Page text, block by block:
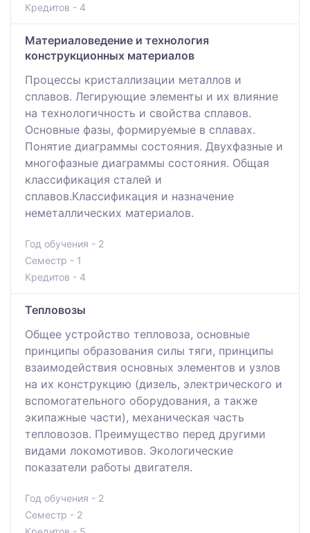
Кредитов - 4
Материаловедение и технология
конструкционных материалов
Процессы кристаллизации металлов и
сплавов. Легирующие элементы и их влияние
на технологичность и свойства сплавов.
Основные фазы, формируемые в сплавах.
Понятие диаграммы состояния. Двухфазные и
многофазные диаграммы состояния. Общая
классификация сталей и
сплавов.Классификация и назначение
неметаллических материалов.
Год обучения - 2
Семестр - 1
Кредитов - 4
Тепловозы
Общее устройство тепловоза, основные
принципы образования силы тяги, принципы
взаимодействия основных элементов и узлов
на их конструкцию (дизель, электрического и
вспомогательного оборудования, а также
экипажные части), механическая часть
тепловозов. Преимущество перед другими
видами локомотивов. Экологические
показатели работы двигателя.
Год обучения - 2
Семестр - 2